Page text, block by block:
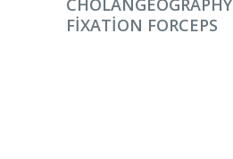
CHOLANGEOGRAPHY
FIXATION FORCEPS